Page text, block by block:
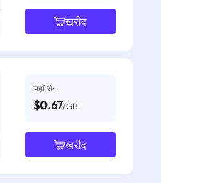
खरीद
यहाँ से:
$0.67/GB
खरीद